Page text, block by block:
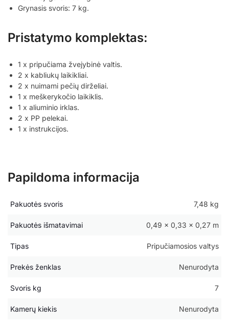
Grynasis svoris: 7 kg.
Pristatymo komplektas:
1 x pripučiama žvejybinė valtis.
2 x kabliukų laikikliai.
2 x nuimami pečių dirželiai.
1 x meškerykočio laikiklis.
1 x aliuminio irklas.
2 x PP pelekai.
1 x instrukcijos.
Papildoma informacija
Pakuotės svoris 7,48 kg
Pakuotės išmatavimai 0,49 × 0,33 × 0,27 m
Tipas Pripučiamosios valtys
Prekės ženklas Nenurodyta
Svoris kg 7
Kamerų kiekis Nenurodyta